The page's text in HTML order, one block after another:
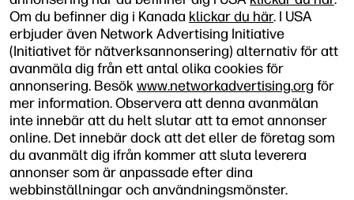
Om du befinner dig i Kanada klickar du här. I USA
erbjuder även Network Advertising Initiative
(Initiativet för nätverksannonsering) alternativ för att
avanmäla dig från ett antal olika cookies för
annonsering. Besökwww.networkadvertising.org för
mer information. Observera att denna avanmälan
inte innebär att du helt slutar att ta emot annonser
online. Det innebär dock att det eller de företag som
du avanmält dig ifrån kommer att sluta leverera
annonser som är anpassade efter dina
webbinställningar och användningsmönster.